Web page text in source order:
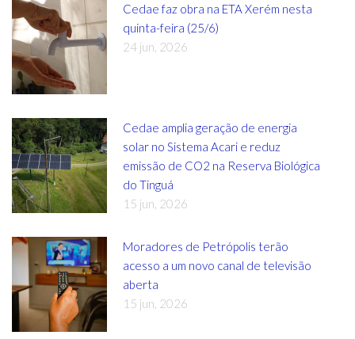
Cedae faz obra na ETA Xerém nesta
quinta-feira (25/6)
24 jun, 2026
Cedae amplia geração de energia
solar no Sistema Acari e reduz
emissão de CO2 na Reserva Biológica
do Tinguá
15 jun, 2026
Moradores de Petrópolis terão
acesso a um novo canal de televisão
aberta
15 jun, 2026